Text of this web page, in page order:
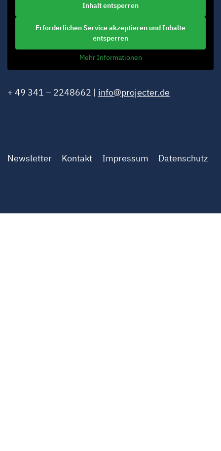
Inhalt entsperren
Erforderlichen Service akzeptieren und Inhalte
entsperren
Mehr Informationen
+ 49 341 – 2248662 | info@projecter.de
Newsletter Kontakt Impressum Datenschutz